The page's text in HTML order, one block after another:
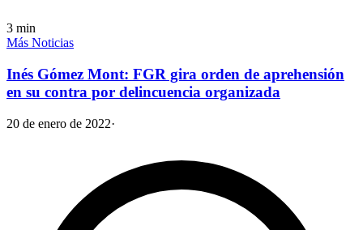
3 min
Más Noticias
Inés Gómez Mont: FGR gira orden de aprehensión
en su contra por delincuencia organizada
20 de enero de 2022·